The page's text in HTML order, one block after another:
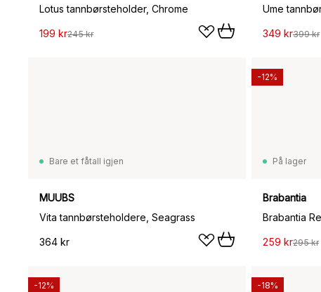
Lotus tannbørsteholder, Chrome
199 kr245 kr
Ume
349 kr399 kr
Bare et fåtall igjen
MUUBS
Vita tannbørsteholdere, Seagrass
364 kr
På lager
Brabantia
Brabantia
259 kr295 kr
-12%
-12% -18%